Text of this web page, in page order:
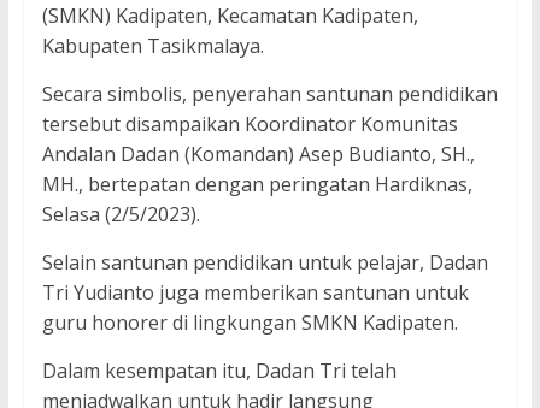
(SMKN) Kadipaten, Kecamatan Kadipaten,
Kabupaten Tasikmalaya.
Secara simbolis, penyerahan santunan pendidikan
tersebut disampaikan Koordinator Komunitas
Andalan Dadan (Komandan) Asep Budianto, SH.,
MH., bertepatan dengan peringatan Hardiknas,
Selasa (2/5/2023).
Selain santunan pendidikan untuk pelajar, Dadan
Tri Yudianto juga memberikan santunan untuk
guru honorer di lingkungan SMKN Kadipaten.
Dalam kesempatan itu, Dadan Tri telah
menjadwalkan untuk hadir langsung